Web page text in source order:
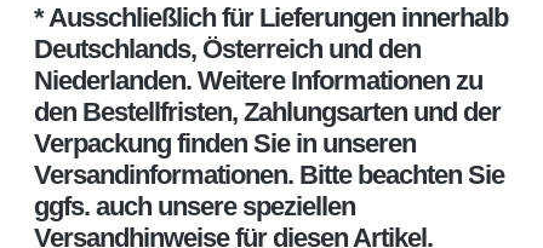
* Ausschließlich für Lieferungen innerhalb
Deutschlands, Österreich und den
Niederlanden. Weitere Informationen zu
den Bestellfristen, Zahlungsarten und der
Verpackung finden Sie in unseren
Versandinformationen. Bitte beachten Sie
ggfs. auch unsere speziellen
Versandhinweise für diesen Artikel.